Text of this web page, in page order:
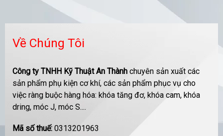
Về Chúng Tôi
Công ty TNHH Kỹ Thuật An Thành chuyên sản xuất các
sản phẩm phụ kiện cơ khí, các sản phẩm phục vụ cho
việc ràng buộc hàng hóa: khóa tăng đơ, khóa cam, khóa
dring, móc J, móc S....
Mã số thuế: 0313201963